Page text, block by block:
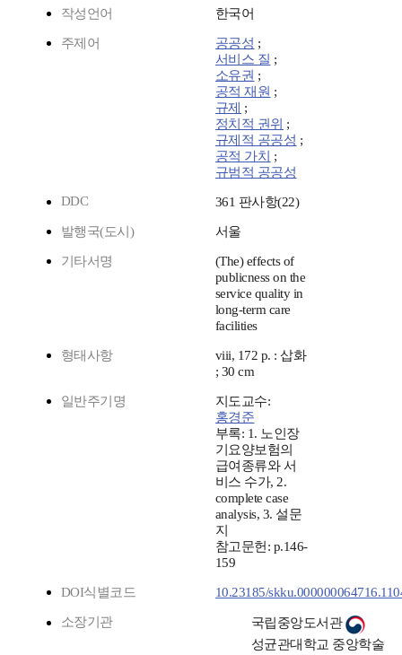
작성언어 한국어
주제어 공공성 ;
서비스 질 ;
소유권 ;
공적 재원 ;
규제 ;
정치적 권위 ;
규제적 공공성 ;
공적 가치 ;
규범적 공공성
DDC
361 판사항(22)
발행국(도시) 서울
기타서명
(The) effects of
publicness on the
service quality in
long-term care
facilities
형태사항
viii, 172 p. : 삽화
; 30 cm
일반주기명
지도교수:
홍경준
부록: 1. 노인장
기요양보험의
급여종류와 서
비스 수가, 2.
complete case
analysis, 3. 설문
지
참고문헌: p.146-
159
DOI식별코드 10.23185/
소장기관
국립중앙도서관
성균관대학교 중앙학술